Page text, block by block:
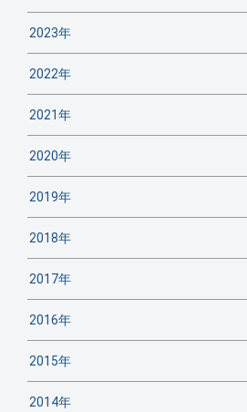
2023年
2022年
2021年
2020年
2019年
2018年
2017年
2016年
2015年
2014年